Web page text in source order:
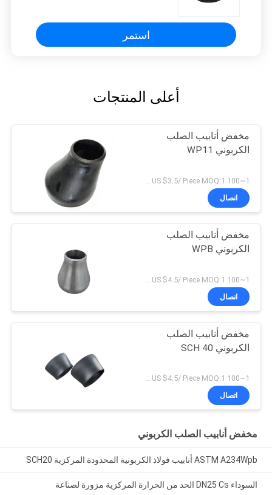
استمر
أعلى المنتجات
مخفض أنابيب الصلب
الكربوني WP11
اتصال
مخفض أنابيب الصلب
الكربوني WPB
اتصال
مخفض أنابيب الصلب
الكربوني SCH 40
1~100 US $6.7/ Piece >100 US $4.5/ Piece MOQ:1 قطعة
اتصال
مخفض أنابيب الصلب الكربوني
ASTM A234Wpb أنابيب فولاذ الكربونية المحدودة المركزية SCH20
السوداء DN25 Cs الحد من الحرارة المركزية مزورة لصناعة